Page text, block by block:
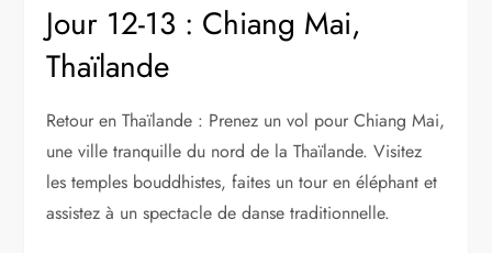
Jour 12-13 : Chiang Mai,
Thaïlande
Retour en Thaïlande : Prenez un vol pour Chiang Mai,
une ville tranquille du nord de la Thaïlande. Visitez
les temples bouddhistes, faites un tour en éléphant et
assistez à un spectacle de danse traditionnelle.